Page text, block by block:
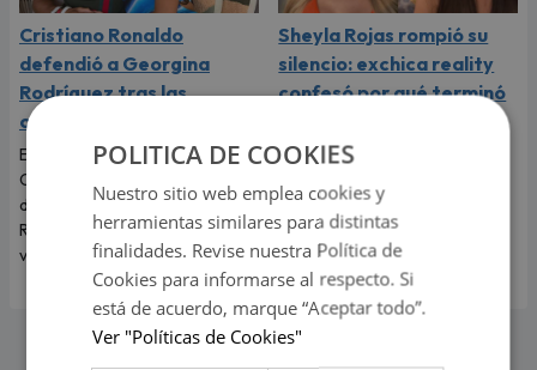
Cristiano Ronaldo
defendió a Georgina
Rodríguez tras las
críticas por su físico
El futbolista portugués
Cristiano Ronaldo no dudó en
defender a Georgina
Rodríguez y recordarle lo
valiosa que es.
Sheyla Rojas rompió su
silencio: exchica reality
confesó por qué terminó
La exchica reality Sheyla Rojas
explicó la razón de su ruptura
con el empresario mexicano.
Te contamos todos los
detalles.
POLITICA DE COOKIES
Nuestro sitio web emplea cookies y
herramientas similares para distintas
finalidades. Revise nuestra Política de
Cookies para informarse al respecto. Si
está de acuerdo, marque “Aceptar todo”.
Ver "Políticas de Cookies"